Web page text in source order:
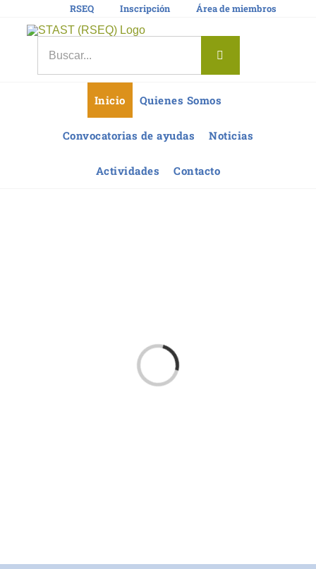
RSEQ Inscripción Área de miembros
Inicio Quienes Somos
Convocatorias de ayudas Noticias
Actividades Contacto
Loading...